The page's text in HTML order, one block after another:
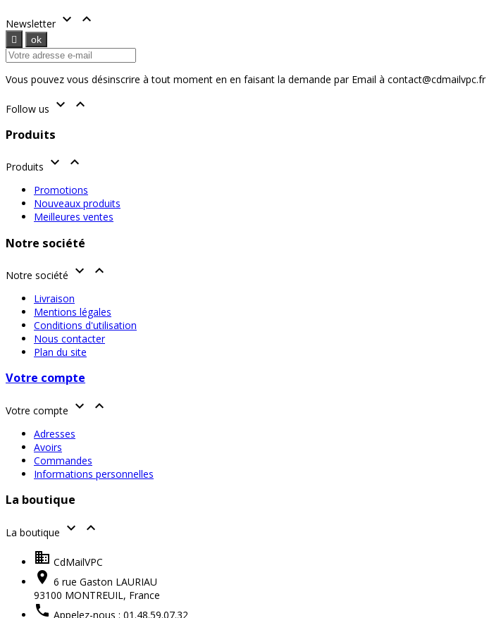
Newsletter  
Vous pouvez vous désinscrire à tout moment en en faisant la demande par Email à contact@cdmailvpc.fr
Follow us  
Produits
Produits  
Promotions
Nouveaux produits
Meilleures ventes
Notre société
Notre société  
Livraison
Mentions légales
Conditions d'utilisation
Nous contacter
Plan du site
Votre compte
Votre compte  
Adresses
Avoirs
Commandes
Informations personnelles
La boutique
La boutique 

 CdMailVPC
 6 rue Gaston LAURIAU
93100 MONTREUIL, France
 Appelez-nous : 01.48.59.07.32